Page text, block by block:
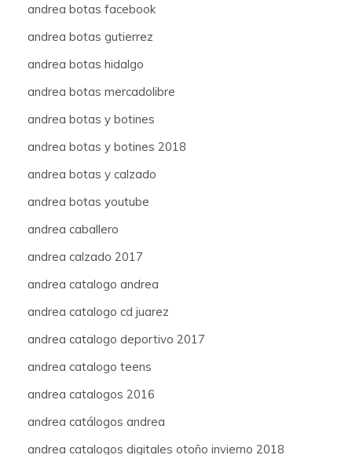
andrea botas facebook
andrea botas gutierrez
andrea botas hidalgo
andrea botas mercadolibre
andrea botas y botines
andrea botas y botines 2018
andrea botas y calzado
andrea botas youtube
andrea caballero
andrea calzado 2017
andrea catalogo andrea
andrea catalogo cd juarez
andrea catalogo deportivo 2017
andrea catalogo teens
andrea catalogos 2016
andrea catálogos andrea
andrea catalogos digitales otoño invierno 2018